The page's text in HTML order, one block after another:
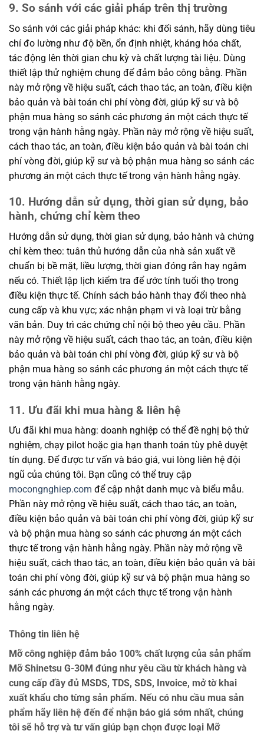
9. So sánh với các giải pháp trên thị trường
So sánh với các giải pháp khác: khi đối sánh, hãy dùng tiêu
chí đo lường như độ bền, ổn định nhiệt, kháng hóa chất,
tác động lên thời gian chu kỳ và chất lượng tài liệu. Dùng
thiết lập thử nghiệm chung để đảm bảo công bằng. Phần
này mở rộng về hiệu suất, cách thao tác, an toàn, điều kiện
bảo quản và bài toán chi phí vòng đời, giúp kỹ sư và bộ
phận mua hàng so sánh các phương án một cách thực tế
trong vận hành hằng ngày. Phần này mở rộng về hiệu suất,
cách thao tác, an toàn, điều kiện bảo quản và bài toán chi
phí vòng đời, giúp kỹ sư và bộ phận mua hàng so sánh các
phương án một cách thực tế trong vận hành hằng ngày.
10. Hướng dẫn sử dụng, thời gian sử dụng, bảo
hành, chứng chỉ kèm theo
Hướng dẫn sử dụng, thời gian sử dụng, bảo hành và chứng
chỉ kèm theo: tuân thủ hướng dẫn của nhà sản xuất về
chuẩn bị bề mặt, liều lượng, thời gian đóng rắn hay ngâm
nếu có. Thiết lập lịch kiểm tra để ước tính tuổi thọ trong
điều kiện thực tế. Chính sách bảo hành thay đổi theo nhà
cung cấp và khu vực; xác nhận phạm vi và loại trừ bằng
văn bản. Duy trì các chứng chỉ nội bộ theo yêu cầu. Phần
này mở rộng về hiệu suất, cách thao tác, an toàn, điều kiện
bảo quản và bài toán chi phí vòng đời, giúp kỹ sư và bộ
phận mua hàng so sánh các phương án một cách thực tế
trong vận hành hằng ngày.
11. Ưu đãi khi mua hàng & liên hệ
Ưu đãi khi mua hàng: doanh nghiệp có thể đề nghị bộ thử
nghiệm, chạy pilot hoặc gia hạn thanh toán tùy phê duyệt
tín dụng. Để được tư vấn và báo giá, vui lòng liên hệ đội
ngũ của chúng tôi. Bạn cũng có thể truy cập
mocongnghiep.com để cập nhật danh mục và biểu mẫu.
Phần này mở rộng về hiệu suất, cách thao tác, an toàn,
điều kiện bảo quản và bài toán chi phí vòng đời, giúp kỹ sư
và bộ phận mua hàng so sánh các phương án một cách
thực tế trong vận hành hằng ngày. Phần này mở rộng về
hiệu suất, cách thao tác, an toàn, điều kiện bảo quản và bài
toán chi phí vòng đời, giúp kỹ sư và bộ phận mua hàng so
sánh các phương án một cách thực tế trong vận hành
hằng ngày.
Thông tin liên hệ
Mỡ công nghiệp đảm bảo 100% chất lượng của sản phẩm
Mỡ Shinetsu G-30M đúng như yêu cầu từ khách hàng và
cung cấp đầy đủ MSDS, TDS, SDS, Invoice, mở tờ khai
xuất khẩu cho từng sản phẩm. Nếu có nhu cầu mua sản
phẩm hãy liên hệ đến để nhận báo giá sớm nhất, chúng
tôi sẽ hỗ trợ và tư vấn giúp bạn chọn được loại Mỡ